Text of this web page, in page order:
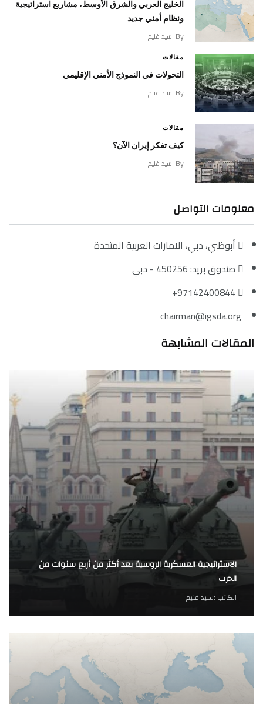
الخليج العربي والشرق الأوسط، مشاريع استراتيجية
ونظام أمني جديد
By سيد غنيم
مقالات
التحولات في النموذج الأمني الإقليمي
By سيد غنيم
مقالات
كيف تفكر إيران الآن؟
By سيد غنيم
معلومات التواصل
أبوظبي، دبي، الامارات العربية المتحدة
صندوق بريد: 450256 - دبي
97142400844+
chairman@igsda.org
المقالات المشابهة
الاستراتيجية العسكرية الروسية بعد أكثر من أربع سنوات من
الحرب
الكاتب :سيد غنيم